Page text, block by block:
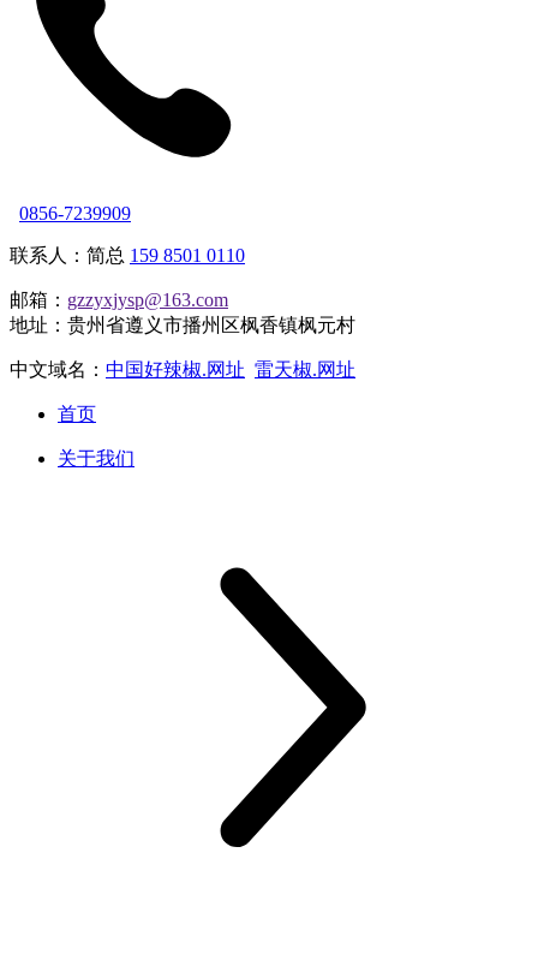
0856-7239909
联系人：简总 159 8501 0110
邮箱： gzzyxjysp@163.com
地址：贵州省遵义市播州区枫香镇枫元村
中文域名： 中国好辣椒.网址 雷天椒.网址
首页
关于我们